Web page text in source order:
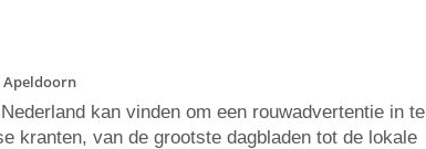
Apeldoorn
kan vinden om een rouwadvertentie in te
kranten, van de grootste dagbladen tot de lokale